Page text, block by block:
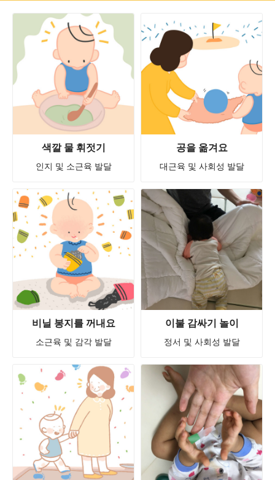
색깔 물 휘젓기
인지 및 소근육 발달
공을 옮겨요
대근육 및 사회성 발달
비닐 봉지를 꺼내요
소근육 및 감각 발달
이불 감싸기 놀이
정서 및 사회성 발달